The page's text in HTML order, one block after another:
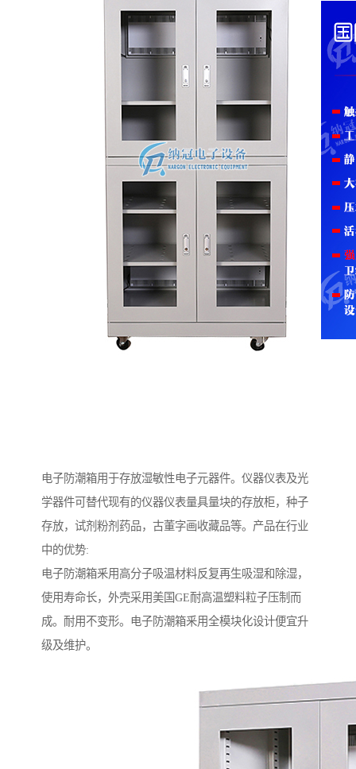
电子防潮箱用于存放湿敏性电子元器件。仪器仪表及光
学器件可替代现有的仪器仪表量具量块的存放柜，种子
存放，试剂粉剂药品，古董字画收藏品等。产品在行业
中的优势:
电子防潮箱釆用高分子吸温材料反复再生吸湿和除湿，
使用寿命长，外壳采用美国GE耐高温塑料粒子压制而
成。耐用不变形。电子防潮箱釆用全模块化设计便宜升
级及维护。